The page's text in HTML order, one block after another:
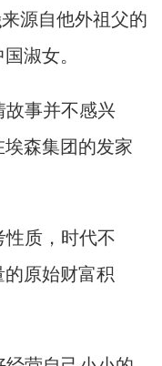
源自他外祖父的
淑女。
故事并不感兴
森集团的发家
性质，时代不
原始财富积